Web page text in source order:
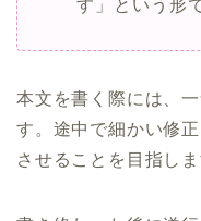
す」という形
本文を書く際には、
す。途中で細かい修
させることを目指しま